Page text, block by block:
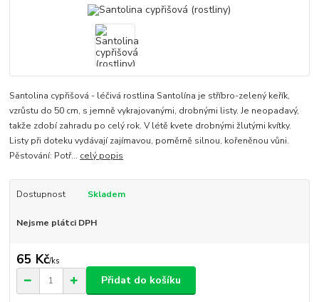
Santolina cypřišová - léčivá rostlina Santolína je stříbro-zelený keřík,
vzrůstu do 50 cm, s jemně vykrajovanými, drobnými listy. Je neopadavý,
takže zdobí zahradu po celý rok. V létě kvete drobnými žlutými kvítky.
Listy při doteku vydávají zajímavou, poměrně silnou, kořeněnou vůni.
Pěstování: Potř... celý popis
Dostupnost Skladem
Nejsme plátci DPH
65 Kč/ks
Přidat do košíku